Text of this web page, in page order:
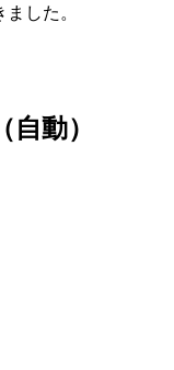
した。
動）